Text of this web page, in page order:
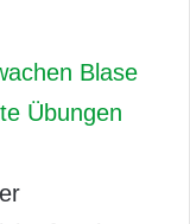
Blase
Übungen